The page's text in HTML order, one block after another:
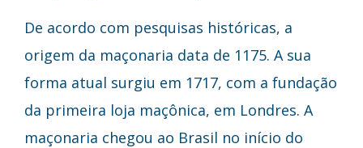
De acordo com pesquisas históricas, a
origem da maçonaria data de 1175. A sua
forma atual surgiu em 1717, com a fundação
da primeira loja maçônica, em Londres. A
maçonaria chegou ao Brasil no início do